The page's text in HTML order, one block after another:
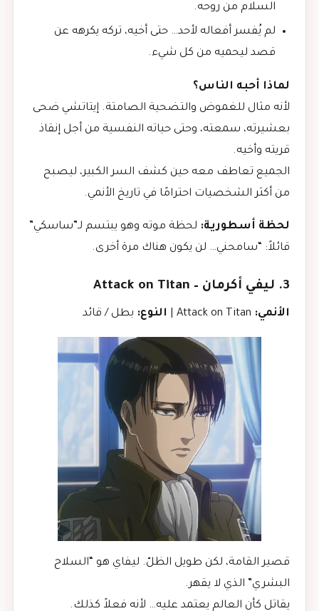
السلام من روحه.
لم يُفسر أفعاله لأحد… حتى أخيه، تركه يكرهه عن
قصد ليحميه من كل شيء.
لماذا أحبه الناس؟
لأنه مثال للغموض والتضحية الصامتة. إيتاتشي ضحى
بعشيرته، سمعته، وحتى حياته النفسية من أجل إنقاذ
قريته وأخيه.
الجميع تعاطف معه حين كشف السر الكبير، ليصبح
من أكثر الشخصيات احترامًا في تاريخ الأنمي.
لحظة أسطورية: لحظة موته وهو يبتسم لـ”ساسكي”
قائلاً: “سامحني… لن يكون هناك مرة أخرى.
3. ليفي أكرمان – Attack on Titan
الأنمي: النوع: بطل / قائد
قصير القامة، لكن طويل الظلّ. ليفاي هو “السلاح
البشري” الذي لا يقهر.
يقاتل كأن العالم يعتمد عليه… لأنه فعلاً كذلك.